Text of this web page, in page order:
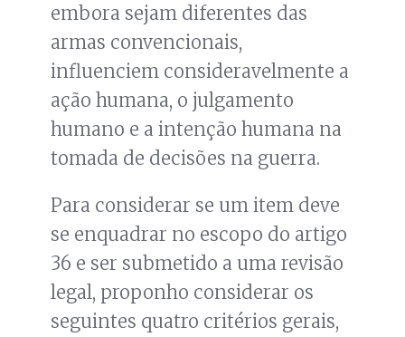
embora sejam diferentes das
armas convencionais,
influenciem consideravelmente a
ação humana, o julgamento
humano e a intenção humana na
tomada de decisões na guerra.
Para considerar se um item deve
se enquadrar no escopo do artigo
36 e ser submetido a uma revisão
legal, proponho considerar os
seguintes quatro critérios gerais,